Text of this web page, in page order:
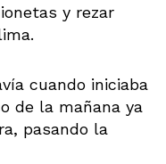
y rezar
cuando iniciaba
de la mañana ya
pasando la